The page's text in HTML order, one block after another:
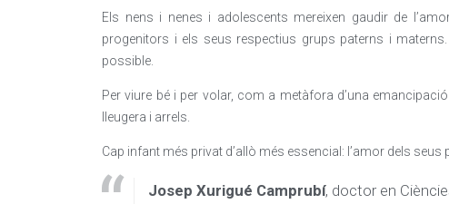
Els nens i nenes i adolescents mereixen gaudir de
progenitors i els seus respectius grups paterns i
possible.
Per viure bé i per volar, com a metàfora d’una
lleugera i arrels.
Cap infant més privat d’allò més essencial: l’amor dels seus
Josep Xurigué Camprubí, doctor en